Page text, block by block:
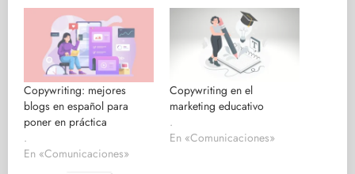
Copywriting: mejores
blogs en español para
poner en práctica
.
En «Comunicaciones»
Copywriting en el
marketing educativo
.
En «Comunicaciones»